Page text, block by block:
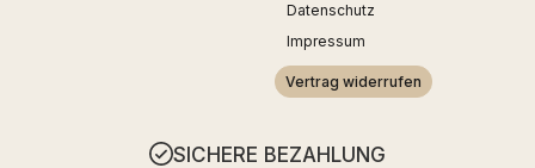
Datenschutz
Impressum
Vertrag widerrufen
SICHERE BEZAHLUNG